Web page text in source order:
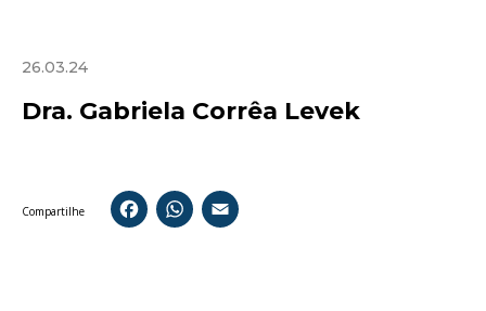
26.03.24
Dra. Gabriela Corrêa Levek
Compartilhe FacebookWhatsApp